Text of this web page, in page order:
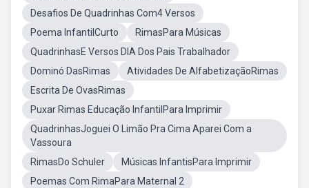
Desafios De Quadrinhas Com4 Versos
Poema InfantilCurto
RimasPara Músicas
QuadrinhasE Versos DIA Dos Pais Trabalhador
Dominó DasRimas
Atividades De AlfabetizaçãoRimas
Escrita De OvasRimas
Puxar Rimas Educação InfantilPara Imprimir
QuadrinhasJoguei O Limão Pra Cima Aparei Com a
Vassoura
RimasDo Schuler
Músicas InfantisPara Imprimir
Poemas Com RimaPara Maternal 2